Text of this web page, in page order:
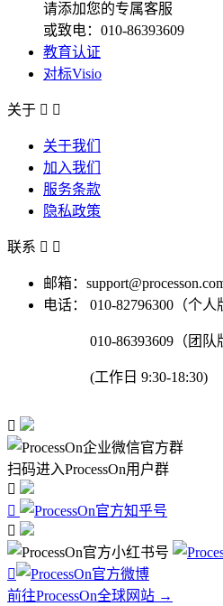
请添加您的专属客服
或致电：010-86393609
教育认证
对标Visio
关于  
关于我们
加入我们
服务条款
隐私政策
联系  
邮箱：
电话：
010-82796300（个人
010-86393609（团队
(工作日 9:30-18:30)

扫码进入ProcessOn用户群




前往ProcessOn全球网站 →